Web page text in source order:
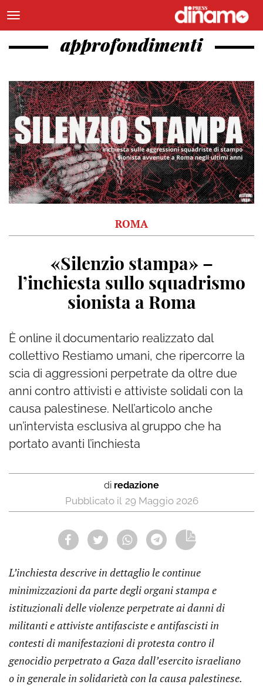
approfondimenti
ROMA
«Silenzio stampa» –
l’inchiesta sullo squadrismo
sionista a Roma
È online il documentario realizzato dal
collettivo Restiamo umani, che ripercorre la
scia di aggressioni perpetrate da oltre due
anni contro attivisti e attiviste solidali con la
causa palestinese. Nell’articolo anche
un’intervista esclusiva al gruppo che ha
portato avanti l’inchiesta
di redazione
29 Maggio 2026
L’inchiesta descrive in dettaglio le continue
minimizzazioni da parte degli organi stampa e
istituzionali delle violenze perpetrate ai danni di
militanti e attiviste antifasciste e antifascisti in
contesti di manifestazioni di protesta contro il
genocidio perpetrato a Gaza dall’esercito israeliano
o in generale in solidarietà con la causa palestinese.